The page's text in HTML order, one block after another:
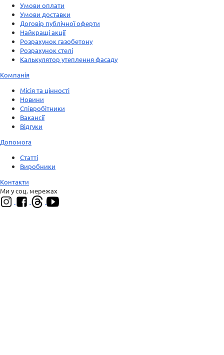
Умови оплати
Умови доставки
Договір публічної оферти
Найкращі акції
Розрахунок газобетону
Розрахунок стелі
Калькулятор утеплення фасаду
Компанія
Місія та цінності
Новини
Співробітники
Вакансії
Відгуки
Допомога
Статті
Виробники
Контакти
Ми у соц. мережах